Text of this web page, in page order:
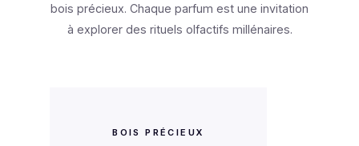
bois précieux. Chaque parfum est une invitation
à explorer des rituels olfactifs millénaires.
BOIS PRÉCIEUX